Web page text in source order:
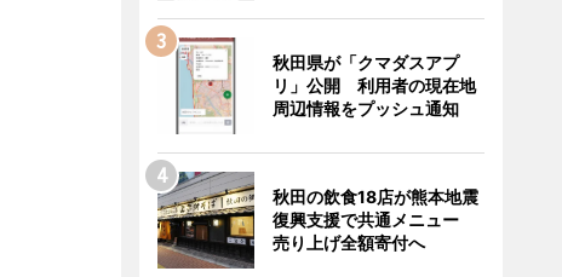
秋田県が「クマダスアプ
リ」公開 利用者の現在地
周辺情報をプッシュ通知
秋田の飲食18店が熊本地震
復興支援で共通メニュー
売り上げ全額寄付へ